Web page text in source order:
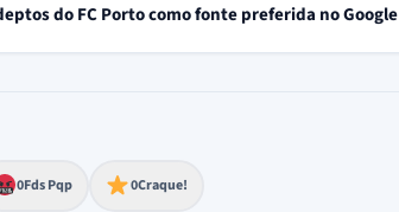
do FC Porto como fonte preferida no Google
0Fds Pqp
extremo 0Craque!